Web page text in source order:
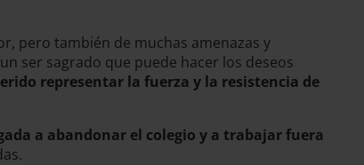
pero también de muchas amenazas y
ser sagrado que puede hacer los deseos
representar la fuerza y la resistencia de
a abandonar el colegio y a trabajar fuera